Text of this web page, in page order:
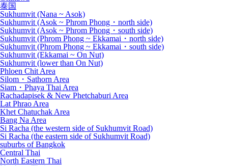
泰国
Sukhumvit (Nana ~ Asok)
Sukhumvit (Asok ~ Phrom Phong・north side)
Sukhumvit (Asok ~ Phrom Phong・south side)
Sukhumvit (Phrom Phong ~ Ekkamai・north side)
Sukhumvit (Phrom Phong ~ Ekkamai・south side)
Sukhumvit (Ekkamai ~ On Nut)
Sukhumvit (lower than On Nut)
Phloen Chit Area
Silom・Sathorn Area
Siam・Phaya Thai Area
Rachadapisek & New Phetchaburi Area
Lat Phrao Area
Khet Chatuchak Area
Bang Na Area
Si Racha (the western side of Sukhumvit Road)
Si Racha (the eastern side of Sukhumvit Road)
suburbs of Bangkok
Central Thai
North Eastern Thai